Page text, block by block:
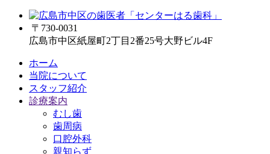
〒730-0031
広島市中区紙屋町2丁目2番25号大野ビル4F
ホーム
当院について
スタッフ紹介
診療案内
むし歯
歯周病
口腔外科
親知らず